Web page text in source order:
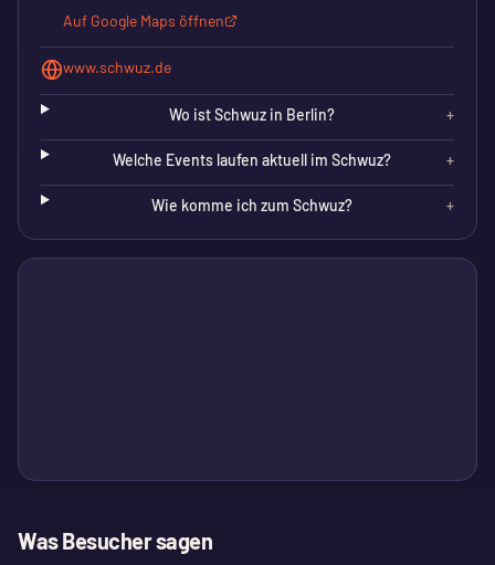
Auf Google Maps öffnen
www.schwuz.de
Wo ist Schwuz in Berlin? +
Welche Events laufen aktuell im Schwuz? +
Wie komme ich zum Schwuz? +
Was Besucher sagen